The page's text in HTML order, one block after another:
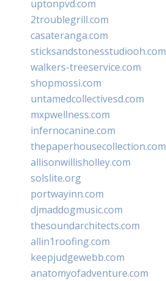
uptonpvd.com
2troublegrill.com
casateranga.com
sticksandstonesstudiooh.com
walkers-treeservice.com
shopmossi.com
untamedcollectivesd.com
mxpwellness.com
infernocanine.com
thepaperhousecollection.com
allisonwillisholley.com
solslite.org
portwayinn.com
djmaddogmusic.com
thesoundarchitects.com
allin1roofing.com
keepjudgewebb.com
anatomyofadventure.com